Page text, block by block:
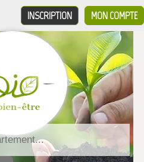
MON COMPTE
INSCRIPTION